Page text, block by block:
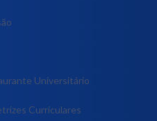
Universitário
Curriculares